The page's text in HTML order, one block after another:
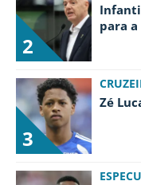
2
para a
3
Zé